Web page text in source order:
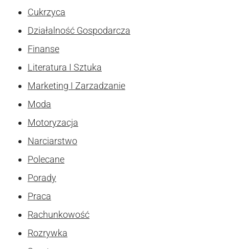
Cukrzyca
Działalność Gospodarcza
Finanse
Literatura I Sztuka
Marketing I Zarzadzanie
Moda
Motoryzacja
Narciarstwo
Polecane
Porady
Praca
Rachunkowość
Rozrywka